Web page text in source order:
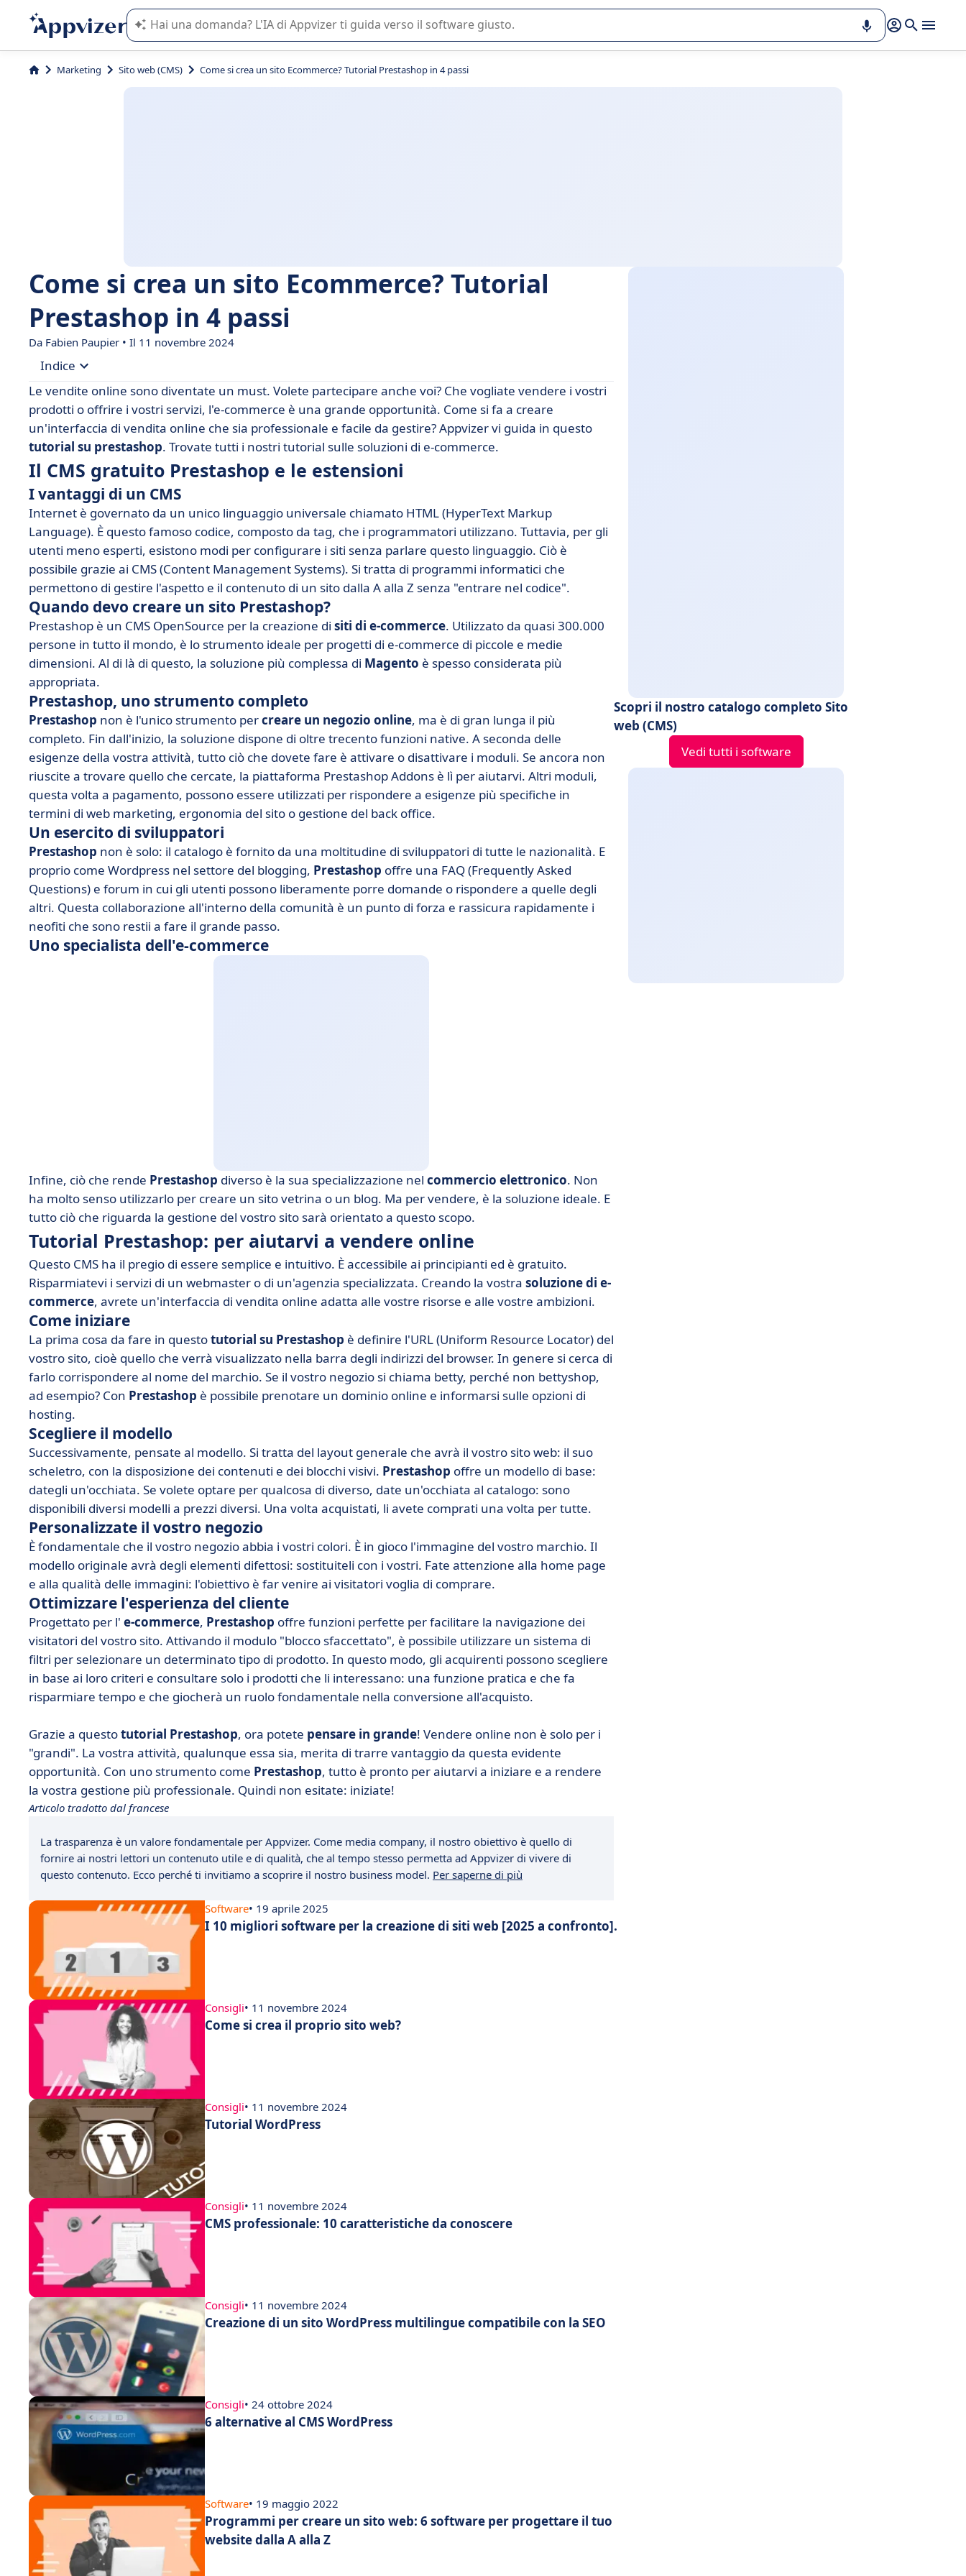
L'IA di Appvizer vi guida nell'utilizzo o nella scelta di un software SaaS per la vostra azienda.
Marketing Sito web (CMS) Come si crea un sito Ecommerce? Tutorial Prestashop in 4 passi
Come si crea un sito Ecommerce? Tutorial
Prestashop in 4 passi
Da Fabien Paupier • Il 11 novembre 2024
Indice
• Il CMS gratuito Prestashop e le estensioni
• Tutorial Prestashop: per aiutarvi a vendere online
Le vendite online sono diventate un must. Volete partecipare anche voi? Che vogliate vendere i vostri
prodotti o offrire i vostri servizi, l'e-commerce è una grande opportunità. Come si fa a creare
un'interfaccia di vendita online che sia professionale e facile da gestire? Appvizer vi guida in questo
tutorial su prestashop. Trovate tutti i nostri tutorial sulle soluzioni di e-commerce.
Il CMS gratuito Prestashop e le estensioni
I vantaggi di un CMS
Internet è governato da un unico linguaggio universale chiamato HTML (HyperText Markup
Language). È questo famoso codice, composto da tag, che i programmatori utilizzano. Tuttavia, per gli
utenti meno esperti, esistono modi per configurare i siti senza parlare questo linguaggio. Ciò è
possibile grazie ai CMS (Content Management Systems). Si tratta di programmi informatici che
permettono di gestire l'aspetto e il contenuto di un sito dalla A alla Z senza "entrare nel codice".
Quando devo creare un sito Prestashop?
Prestashop è un CMS OpenSource per la creazione di siti di e-commerce. Utilizzato da quasi 300.000
persone in tutto il mondo, è lo strumento ideale per progetti di e-commerce di piccole e medie
dimensioni. Al di là di questo, la soluzione più complessa di Magento è spesso considerata più
appropriata.
Prestashop, uno strumento completo
Prestashop non è l'unico strumento percreare un negozio online, ma è di gran lunga il più
completo. Fin dall'inizio, la soluzione dispone di oltre trecento funzioni native. A seconda delle
esigenze della vostra attività, tutto ciò che dovete fare è attivare o disattivare i moduli. Se ancora non
riuscite a trovare quello che cercate, la piattaforma Prestashop Addons è lì per aiutarvi. Altri moduli,
questa volta a pagamento, possono essere utilizzati per rispondere a esigenze più specifiche in
termini di web marketing, ergonomia del sito o gestione del back office.
Un esercito di sviluppatori
Prestashop non è solo: il catalogo è fornito da una moltitudine di sviluppatori di tutte le nazionalità. E
proprio come Wordpress nel settore del blogging, Prestashop offre una FAQ (Frequently Asked
Questions) e forum in cui gli utenti possono liberamente porre domande o rispondere a quelle degli
altri. Questa collaborazione all'interno della comunità è un punto di forza e rassicura rapidamente i
neofiti che sono restii a fare il grande passo.
Uno specialista dell'e-commerce
Infine, ciò che rende Prestashop diverso è la sua specializzazione nel commercio elettronico. Non
ha molto senso utilizzarlo per creare un sito vetrina o un blog. Ma per vendere, è la soluzione ideale. E
tutto ciò che riguarda la gestione del vostro sito sarà orientato a questo scopo.
Tutorial Prestashop: per aiutarvi a vendere online
Questo CMS ha il pregio di essere semplice e intuitivo. È accessibile ai principianti ed è gratuito.
Risparmiatevi i servizi di un webmaster o di un'agenzia specializzata. Creando la vostra soluzione di e-
commerce, avrete un'interfaccia di vendita online adatta alle vostre risorse e alle vostre ambizioni.
Come iniziare
La prima cosa da fare in questotutorial su Prestashop è definire l'URL (Uniform Resource Locator) del
vostro sito, cioè quello che verrà visualizzato nella barra degli indirizzi del browser. In genere si cerca di
farlo corrispondere al nome del marchio. Se il vostro negozio si chiama betty, perché non bettyshop,
ad esempio? Con Prestashop è possibile prenotare un dominio online e informarsi sulle opzioni di
hosting.
Scegliere il modello
Successivamente, pensate al modello. Si tratta del layout generale che avrà il vostro sito web: il suo
scheletro, con la disposizione dei contenuti e dei blocchi visivi. Prestashop offre un modello di base:
dategli un'occhiata. Se volete optare per qualcosa di diverso, date un'occhiata al catalogo: sono
disponibili diversi modelli a prezzi diversi. Una volta acquistati, li avete comprati una volta per tutte.
Personalizzate il vostro negozio
È fondamentale che il vostro negozio abbia i vostri colori. È in gioco l'immagine del vostro marchio. Il
modello originale avrà degli elementi difettosi: sostituiteli con i vostri. Fate attenzione alla home page
e alla qualità delle immagini: l'obiettivo è far venire ai visitatori voglia di comprare.
Ottimizzare l'esperienza del cliente
Progettato per l' e-commerce, Prestashop offre funzioni perfette per facilitare la navigazione dei
visitatori del vostro sito. Attivando il modulo "blocco sfaccettato", è possibile utilizzare un sistema di
filtri per selezionare un determinato tipo di prodotto. In questo modo, gli acquirenti possono scegliere
in base ai loro criteri e consultare solo i prodotti che li interessano: una funzione pratica e che fa
risparmiare tempo e che giocherà un ruolo fondamentale nella conversione all'acquisto.
Grazie a questotutorial Prestashop, ora potete pensare in grande! Vendere online non è solo per i
"grandi". La vostra attività, qualunque essa sia, merita di trarre vantaggio da questa evidente
opportunità. Con uno strumento come Prestashop, tutto è pronto per aiutarvi a iniziare e a rendere
la vostra gestione più professionale. Quindi non esitate: iniziate!
Articolo tradotto dal francese
La trasparenza è un valore fondamentale per Appvizer. Come media company, il nostro obiettivo è quello di
fornire ai nostri lettori un contenuto utile e di qualità, che al tempo stesso permetta ad Appvizer di vivere di
questo contenuto. Ecco perché ti invitiamo a scoprire il nostro business model. Per saperne di più
Scopri il nostro catalogo completo Sito
web (CMS)
Vedi tutti i software
Software• 19 aprile 2025
I 10 migliori software per la creazione di siti web [2025 a confronto].
Consigli• 11 novembre 2024
Come si crea il proprio sito web?
Consigli• 11 novembre 2024
Tutorial WordPress
Consigli• 11 novembre 2024
CMS professionale: 10 caratteristiche da conoscere
Consigli• 11 novembre 2024
Creazione di un sito WordPress multilingue compatibile con la SEO
Consigli• 24 ottobre 2024
6 alternative al CMS WordPress
Software• 19 maggio 2022
Programmi per creare un sito web: 6 software per progettare il tuo
website dalla A alla Z